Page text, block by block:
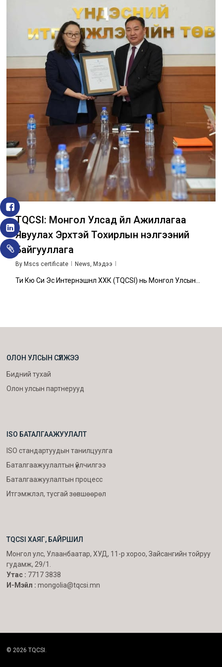
TQCSI: Монгол Улсад Үйл Ажиллагаа
Явуулах Эрхтэй Тохирлын Үнэлгээний
Байгууллага
By Mscs certificate News ,Мэдээ
Ти Кюү Си Эс Интернэшнл ХХК (TQCSI) нь Монгол Улсын…
ОЛОН УЛСЫН СҮЛЖЭЭ
Бидний тухай
Олон улсын партнерууд
ISO БАТАЛГААЖУУЛАЛТ
ISO стандартуудын танилцуулга
Баталгаажуулалтын үйлчилгээ
Баталгаажуулалтын процесс
Итгэмжлэл, тусгай зөвшөөрөл
TQCSI ХАЯГ, БАЙРШИЛ
Монгол улс, Улаанбаатар, ХУД, 11-р хороо, Зайсангийн тойруу
гудамж, 29/1.
Утас : 7717 3838
И-Мэйл : mongolia@tqcsi.mn
© 2026 TQCSI.